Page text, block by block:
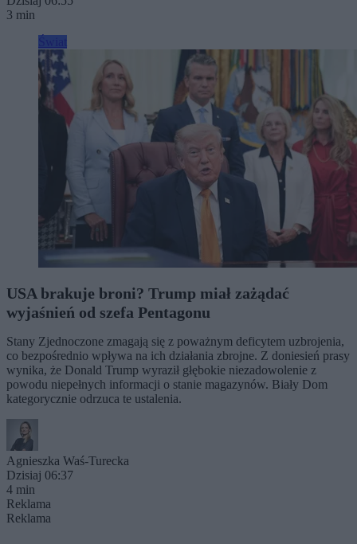
3 min
USA brakuje broni? Trump miał zażądać
wyjaśnień od szefa Pentagonu
Stany Zjednoczone zmagają się z poważnym deficytem uzbrojenia,
co bezpośrednio wpływa na ich działania zbrojne. Z doniesień prasy
wynika, że Donald Trump wyraził głębokie niezadowolenie z
powodu niepełnych informacji o stanie magazynów. Biały Dom
kategorycznie odrzuca te ustalenia.
Agnieszka Waś-Turecka
Dzisiaj 06:37
4 min
Reklama
Reklama